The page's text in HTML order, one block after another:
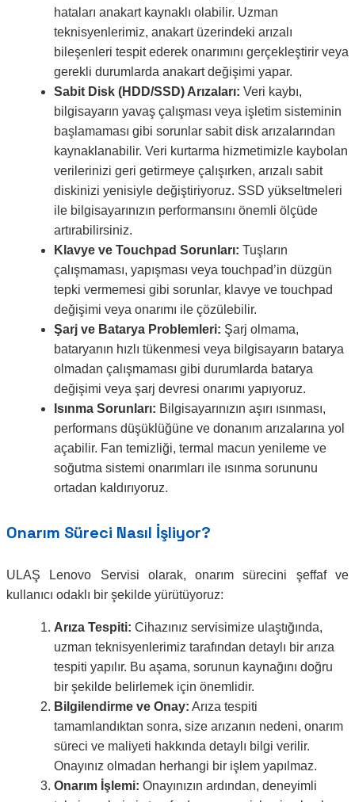
hataları anakart kaynaklı olabilir. Uzman
teknisyenlerimiz, anakart üzerindeki arızalı
bileşenleri tespit ederek onarımını gerçekleştirir veya
gerekli durumlarda anakart değişimi yapar.
Sabit Disk (HDD/SSD) Arızaları: Veri kaybı,
bilgisayarın yavaş çalışması veya işletim sisteminin
başlamaması gibi sorunlar sabit disk arızalarından
kaynaklanabilir. Veri kurtarma hizmetimizle kaybolan
verilerinizi geri getirmeye çalışırken, arızalı sabit
diskinizi yenisiyle değiştiriyoruz. SSD yükseltmeleri
ile bilgisayarınızın performansını önemli ölçüde
artırabilirsiniz.
Klavye ve Touchpad Sorunları: Tuşların
çalışmaması, yapışması veya touchpad’in düzgün
tepki vermemesi gibi sorunlar, klavye ve touchpad
değişimi veya onarımı ile çözülebilir.
Şarj ve Batarya Problemleri: Şarj olmama,
bataryanın hızlı tükenmesi veya bilgisayarın batarya
olmadan çalışmaması gibi durumlarda batarya
değişimi veya şarj devresi onarımı yapıyoruz.
Isınma Sorunları: Bilgisayarınızın aşırı ısınması,
performans düşüklüğüne ve donanım arızalarına yol
açabilir. Fan temizliği, termal macun yenileme ve
soğutma sistemi onarımları ile ısınma sorununu
ortadan kaldırıyoruz.
Onarım Süreci Nasıl İşliyor?
ULAŞ Lenovo Servisi olarak, onarım sürecini şeffaf ve
kullanıcı odaklı bir şekilde yürütüyoruz:
Arıza Tespiti: Cihazınız servisimize ulaştığında,
uzman teknisyenlerimiz tarafından detaylı bir arıza
tespiti yapılır. Bu aşama, sorunun kaynağını doğru
bir şekilde belirlemek için önemlidir.
Bilgilendirme ve Onay: Arıza tespiti
tamamlandıktan sonra, size arızanın nedeni, onarım
süreci ve maliyeti hakkında detaylı bilgi verilir.
Onayınız olmadan herhangi bir işlem yapılmaz.
Onarım İşlemi: Onayınızın ardından, deneyimli